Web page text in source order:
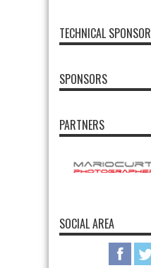
TECHNICAL SPONSOR
SPONSORS
PARTNERS
SOCIAL AREA